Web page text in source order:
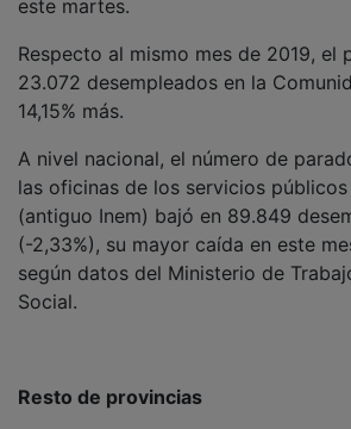
23.072 desempleados en la
14,15% más.
las oficinas de los servicios
(antiguo Inem) bajó en 89.849
(-2,33%), su mayor caída en este
según datos del Ministerio de
Social.